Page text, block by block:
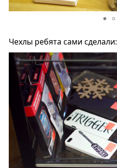
Чехлы ребята сами сделали: